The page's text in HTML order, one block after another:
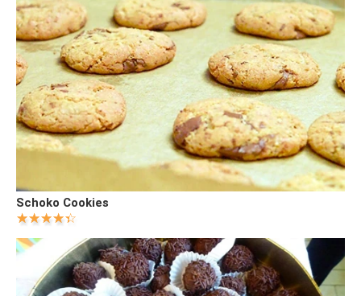
Schoko Cookies